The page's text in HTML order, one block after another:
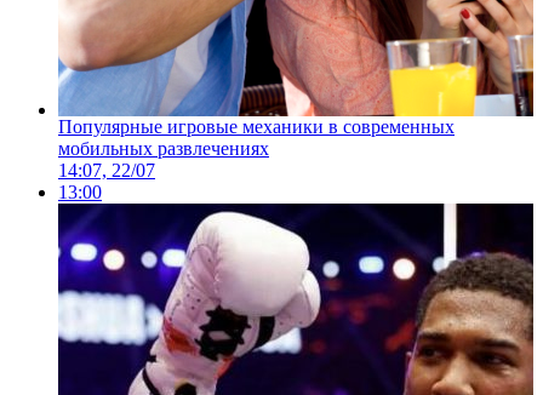
Популярные игровые механики в современных
мобильных развлечениях
14:07, 22/07
13:00